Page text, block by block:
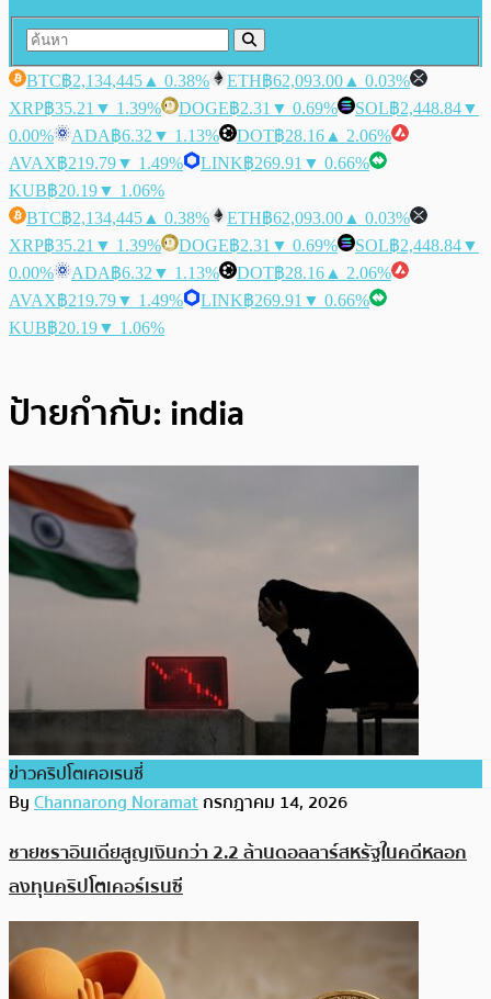
BTC฿2,134,445 ▲ 0.38% ETH฿62,093.00 ▲ 0.03%
XRP฿35.21 ▼ 1.39% DOGE฿2.31 ▼ 0.69% SOL฿2,448.84▼
0.00%
ADA฿6.32 ▼ 1.13% DOT฿28.16 ▲ 2.06%
AVAX฿219.79▼ 1.49% LINK฿269.91 ▼ 0.66%
KUB฿20.19▼ 1.06%
BTC฿2,134,445 ▲ 0.38% ETH฿62,093.00 ▲ 0.03%
XRP฿35.21 ▼ 1.39% DOGE฿2.31 ▼ 0.69% SOL฿2,448.84▼
0.00%
ADA฿6.32 ▼ 1.13% DOT฿28.16 ▲ 2.06%
AVAX฿219.79▼ 1.49% LINK฿269.91 ▼ 0.66%
KUB฿20.19▼ 1.06%
ป้ายกำกับ: india
ข่าวคริปโตเคอเรนซี่
ByChannarong Noramatกรกฎาคม 14, 2026
ชายชราอินเดียสูญเงินกว่า 2.2 ล้านดอลลาร์สหรัฐในคดีหลอก
ลงทุนคริปโตเคอร์เรนซี